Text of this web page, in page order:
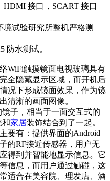
接口，SCART 接口
试验研究所整机严格测
防水测试。
WiFi触摸镜面电视玻璃具有
全隐藏显示区域，而开机后
况下形成镜面效果，作为镜
清淅的画面图像。
子，相当于一面交互式的
和家居装饰结合到了一起。
要有：提供界面的Android
的RF接近传感器，用户无
得到并智能地显示信息。它
信息，而用户通过触碰，这
适合在美容院、理发店、酒